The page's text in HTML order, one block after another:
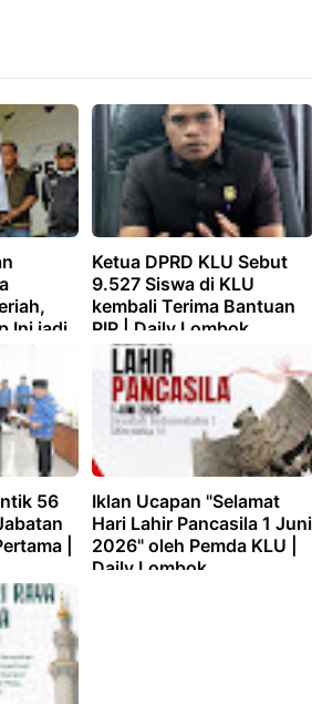
Ini jadi
|
Ketua DPRD KLU Sebut
9.527 Siswa di KLU
kembali Terima Bantuan
PIP | Daily Lombok
56
|
Iklan Ucapan "Selamat
Hari Lahir Pancasila 1 Juni
2026" oleh Pemda KLU |
Daily Lombok